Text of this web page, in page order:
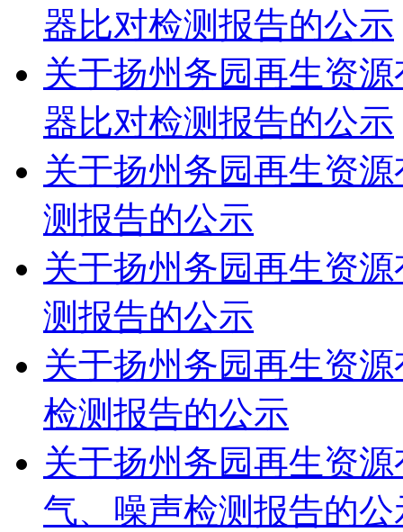
器比对检测报告的公示
关于扬州务园再生资
器比对检测报告的公示
关于扬州务园再生资
测报告的公示
关于扬州务园再生资
测报告的公示
关于扬州务园再生资
检测报告的公示
关于扬州务园再生资
气、噪声检测报告的公